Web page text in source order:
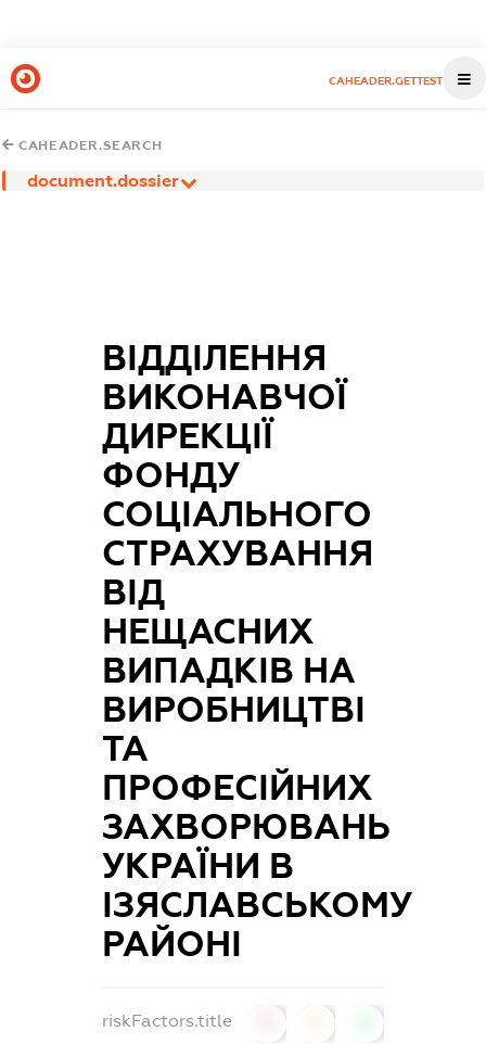
CAHEADER.GETTEST
CAHEADER.SEARCH
document.dossier
ВІДДІЛЕННЯ
ВИКОНАВЧОЇ
ДИРЕКЦІЇ
ФОНДУ
СОЦІАЛЬНОГО
СТРАХУВАННЯ
ВІД
НЕЩАСНИХ
ВИПАДКІВ НА
ВИРОБНИЦТВІ
ТА
ПРОФЕСІЙНИХ
ЗАХВОРЮВАНЬ
УКРАЇНИ В
ІЗЯСЛАВСЬКОМУ
РАЙОНІ
riskFactors.title